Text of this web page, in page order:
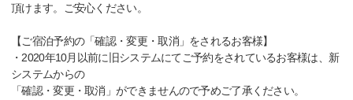
頂けます。ご安心ください。
【ご宿泊予約の「確認・変更・取消」をされるお客様】
・2020年10月以前に旧システムにてご予約をされているお客様は、新
システムからの
「確認・変更・取消」ができませんので予めご了承ください。